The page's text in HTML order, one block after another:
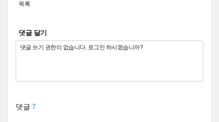
목록
댓글 달기
댓글 7